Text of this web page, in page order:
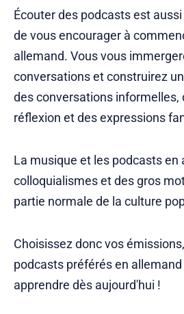
Écouter des podcasts est
de vous encourager à
allemand. Vous vous
conversations et construirez
des conversations informelles,
réflexion et des expressions
La musique et les podcasts en
colloquialismes et des gros
partie normale de la culture
Choisissez donc vos
podcasts préférés en
apprendre dès aujourd'hui !